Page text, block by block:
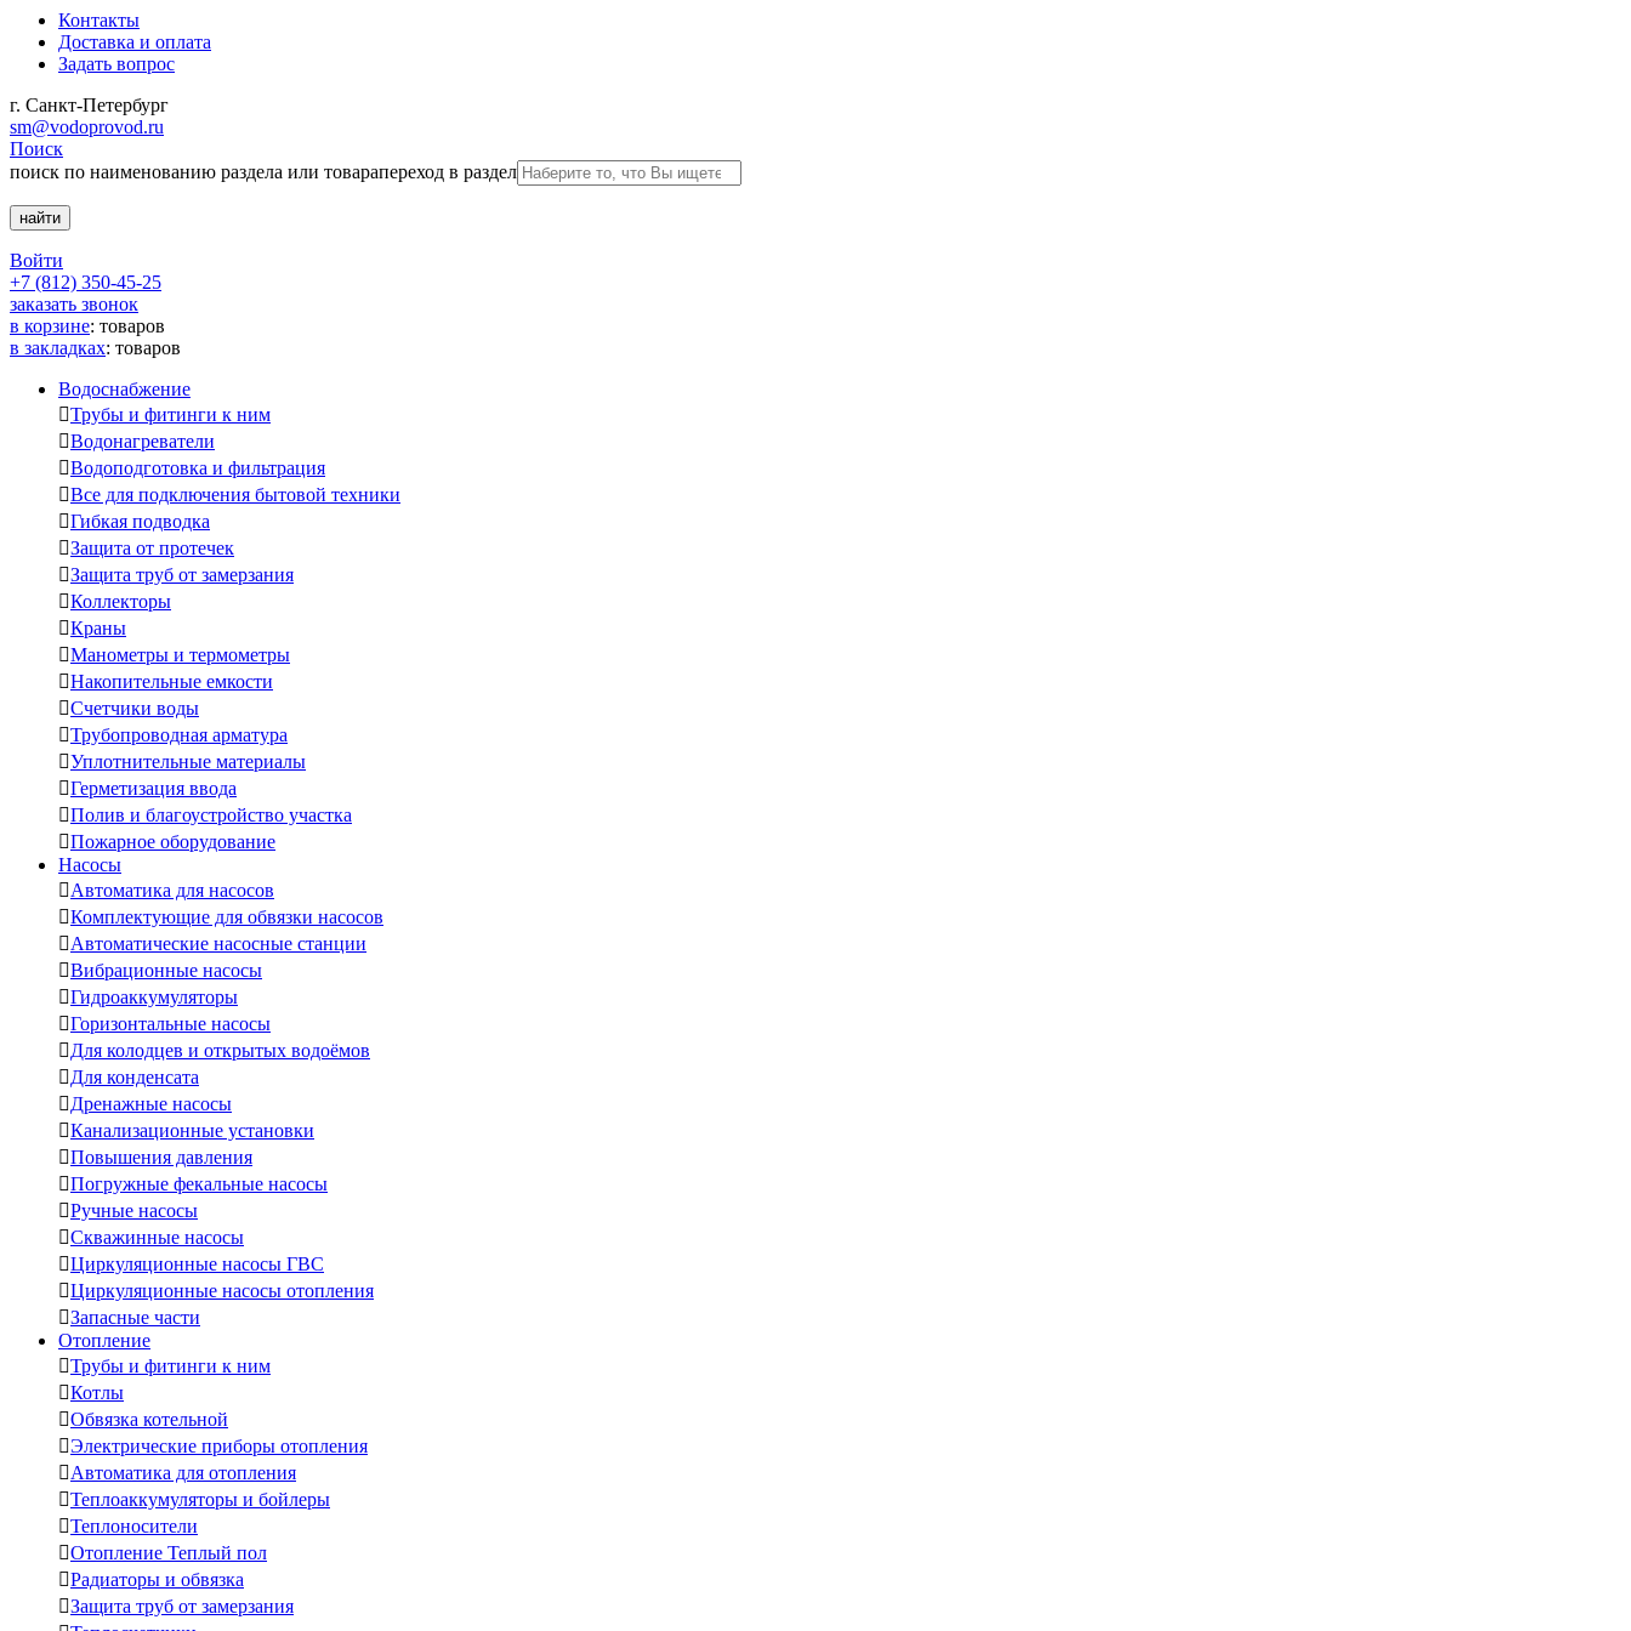
Контакты
Доставка и оплата
Задать вопрос
г. Санкт-Петербург
sm@vodoprovod.ru
Поиск
поиск по наименованию раздела или товарапереход в раздел
Войти
+7 (812) 350-45-25
заказать звонок
в корзине: товаров
в закладках: товаров
Водоснабжение
Трубы и фитинги к ним
Водонагреватели
Водоподготовка и фильтрация
Все для подключения бытовой техники
Гибкая подводка
Защита от протечек
Защита труб от замерзания
Коллекторы
Краны
Манометры и термометры
Накопительные емкости
Счетчики воды
Трубопроводная арматура
Уплотнительные материалы
Герметизация ввода
Полив и благоустройство участка
Пожарное оборудование
Насосы
Автоматика для насосов
Комплектующие для обвязки насосов
Автоматические насосные станции
Вибрационные насосы
Гидроаккумуляторы
Горизонтальные насосы
Для колодцев и открытых водоёмов
Для конденсата
Дренажные насосы
Канализационные установки
Повышения давления
Погружные фекальные насосы
Ручные насосы
Скважинные насосы
Циркуляционные насосы ГВС
Циркуляционные насосы отопления
Запасные части
Отопление
Трубы и фитинги к ним
Котлы
Обвязка котельной
Электрические приборы отопления
Автоматика для отопления
Теплоаккумуляторы и бойлеры
Теплоносители
Отопление Теплый пол
Радиаторы и обвязка
Защита труб от замерзания